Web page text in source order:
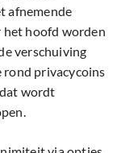
afnemende
het hoofd worden
verschuiving
rond privacycoins
wordt